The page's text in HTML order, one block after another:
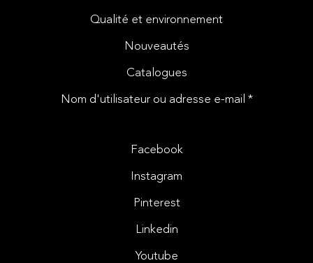
Qualité et environnement
Nouveautés
Catalogues
Nom d'utilisateur ou adresse e-mail *
Facebook
Instagram
Pinterest
Linkedin
Youtube